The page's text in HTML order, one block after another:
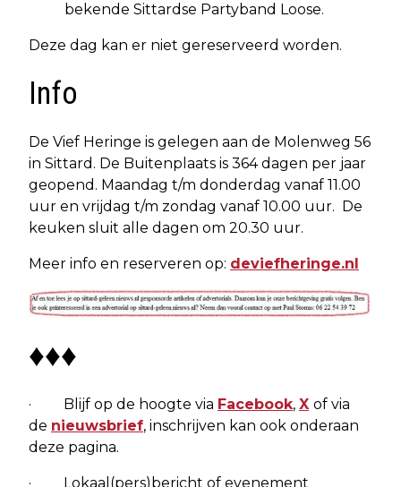
bekende Sittardse Partyband Loose.
Deze dag kan er niet gereserveerd worden.
Info
De Vief Heringe is gelegen aan de Molenweg 56
in Sittard. De Buitenplaats is 364 dagen per jaar
geopend. Maandag t/m donderdag vanaf 11.00
uur en vrijdag t/m zondag vanaf 10.00 uur. De
keuken sluit alle dagen om 20.30 uur.
Meer info en reserveren op: deviefheringe.nl
♦♦♦
· Blijf op de hoogte via Facebook, X of via
de nieuwsbrief, inschrijven kan ook onderaan
deze pagina.
· Lokaal(pers)bericht of evenement